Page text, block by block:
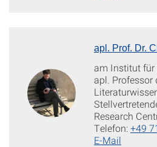
apl. Prof. Dr.
am Institut für
apl.
Research
Telefon:+49
E-Mail